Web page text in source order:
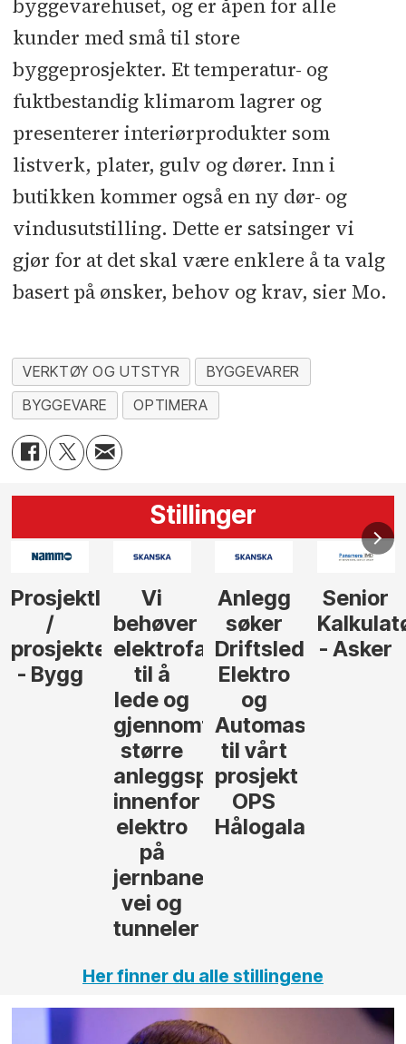
byggevarehuset, og er åpen for alle
kunder med små til store
byggeprosjekter. Et temperatur- og
fuktbestandig klimarom lagrer og
presenterer interiørprodukter som
listverk, plater, gulv og dører. Inn i
butikken kommer også en ny dør- og
vindusutstilling. Dette er satsinger vi
gjør for at det skal være enklere å ta valg
basert på ønsker, behov og krav, sier Mo.
VERKTØY OG UTSTYR
BYGGEVARER
BYGGEVARE
OPTIMERA
Stillinger
Prosjektleder
/
prosjekteringsleder
- Bygg
Vi
behøver
elektrofagfolk
til å
lede og
gjennomføre
større
anleggsprosjekter
innenfor
elektro
på
jernbane,
vei og
tunneler
Anlegg
søker
Driftsleder
Elektro
og
Automasjon
til vårt
prosjekt
OPS
Senior
- Asker
Her finner du alle stillingene